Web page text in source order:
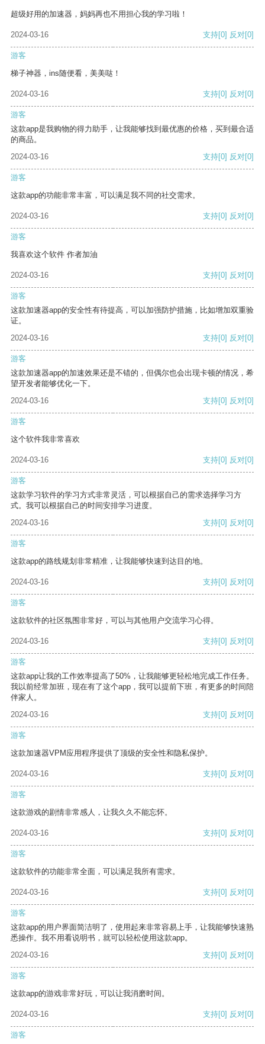
超级好用的加速器，妈妈再也不用担心我的学习啦！
2024-03-16 支持[0] 反对[0]
游客
梯子神器，ins随便看，美美哒！
2024-03-16 支持[0] 反对[0]
游客
这款app是我购物的得力助手，让我能够找到最优惠的价格，买到最合适
的商品。
2024-03-16
支持[0] 反对[0]
游客
这款app的功能非常丰富，可以满足我不同的社交需求。
2024-03-16 支持[0] 反对[0]
游客
我喜欢这个软件 作者加油
2024-03-16 支持[0] 反对[0]
游客
这款加速器app的安全性有待提高，可以加强防护措施，比如增加双重验
证。
2024-03-16
支持[0] 反对[0]
游客
这款加速器app的加速效果还是不错的，但偶尔也会出现卡顿的情况，希
望开发者能够优化一下。
2024-03-16
支持[0] 反对[0]
游客
这个软件我非常喜欢
2024-03-16 支持[0] 反对[0]
游客
这款学习软件的学习方式非常灵活，可以根据自己的需求选择学习方
式。我可以根据自己的时间安排学习进度。
2024-03-16
支持[0] 反对[0]
游客
这款app的路线规划非常精准，让我能够快速到达目的地。
2024-03-16 支持[0] 反对[0]
游客
这款软件的社区氛围非常好，可以与其他用户交流学习心得。
2024-03-16 支持[0] 反对[0]
游客
这款app让我的工作效率提高了50%，让我能够更轻松地完成工作任务。
我以前经常加班，现在有了这个app，我可以提前下班，有更多的时间陪
伴家人。
2024-03-16
支持[0] 反对[0]
游客
这款加速器VPM应用程序提供了顶级的安全性和隐私保护。
2024-03-16 支持[0] 反对[0]
游客
这款游戏的剧情非常感人，让我久久不能忘怀。
2024-03-16 支持[0] 反对[0]
游客
这款软件的功能非常全面，可以满足我所有需求。
2024-03-16 支持[0] 反对[0]
游客
这款app的用户界面简洁明了，使用起来非常容易上手，让我能够快速熟
悉操作。我不用看说明书，就可以轻松使用这款app。
2024-03-16
支持[0] 反对[0]
游客
这款app的游戏非常好玩，可以让我消磨时间。
2024-03-16 支持[0] 反对[0]
游客